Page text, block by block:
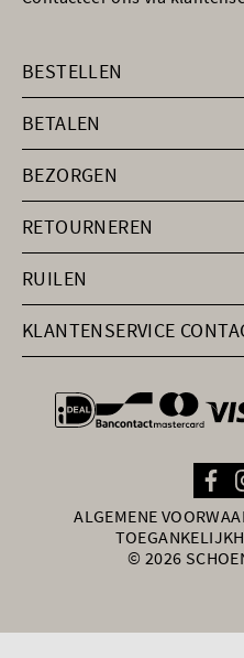
BESTELLEN
BETALEN
BEZORGEN
RETOURNEREN
RUILEN
KLANTENSERVICE
ALGEMENE
© 2026